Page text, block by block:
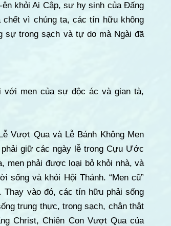
khỏi Ai Cập, sự hy sinh của Đấng
vì chúng ta, các tín hữu không
sự trong sạch và tự do mà Ngài đã
với men của sự độc ác và gian tà,
Vượt Qua và Lễ Bánh Không Men
giữ các ngày lễ trong Cựu Ước
men phải được loại bỏ khỏi nhà, và
sống và khỏi Hội Thánh. “Men cũ”
vào đó, các tín hữu phải sống
trung thực, trong sạch, chân thật
Christ, Chiên Con Vượt Qua của